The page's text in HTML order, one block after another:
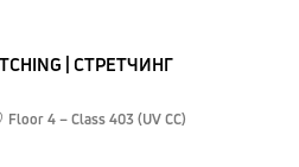
| СТРЕТЧИНГ
Floor 4 – Class 403 (UV CC)